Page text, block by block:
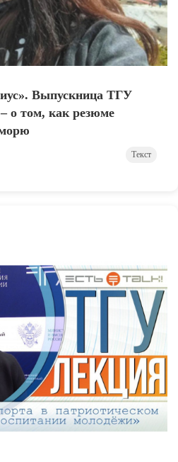
Выпускница ТГУ
о том, как резюме
Текст